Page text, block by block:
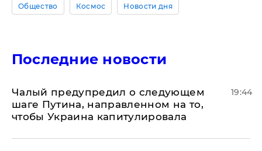
Общество Космос Новости дня
Последние новости
Чалый предупредил о следующем
шаге Путина, направленном на то,
чтобы Украина капитулировала
19:44